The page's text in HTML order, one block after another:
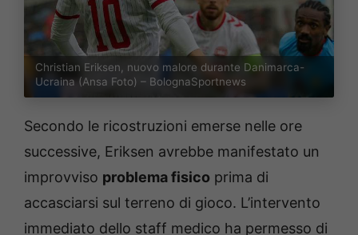
Christian Eriksen, nuovo malore durante Danimarca-
Ucraina (Ansa Foto) – BolognaSportnews
Secondo le ricostruzioni emerse nelle ore
successive, Eriksen avrebbe manifestato un
improvviso problema fisico prima di
accasciarsi sul terreno di gioco. L’intervento
immediato dello staff medico ha permesso di